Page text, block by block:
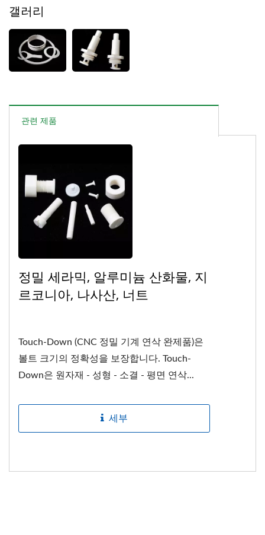
갤러리
관련 제품
정밀 세라믹, 알루미늄 산화물, 지
르코니아, 나사산, 너트
Touch-Down (CNC 정밀 기계 연삭 완제품)은
볼트 크기의 정확성을 보장합니다. Touch-
Down은 원자재 - 성형 - 소결 - 평면 연삭...
세부